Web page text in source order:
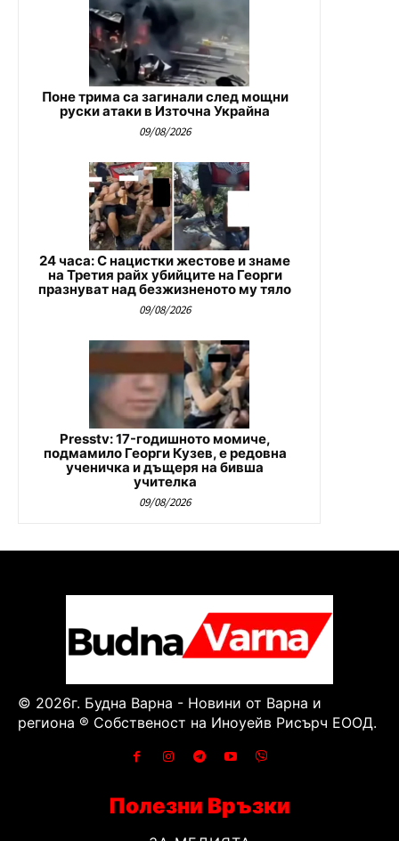
Поне трима са загинали след мощни
руски атаки в Източна Украйна
09/08/2026
24 часа: С нацистки жестове и знаме
на Третия райх убийците на Георги
празнуват над безжизненото му тяло
09/08/2026
Presstv: 17-годишното момиче,
подмамило Георги Кузев, е редовна
ученичка и дъщеря на бивша
учителка
09/08/2026
© 2026г. Будна Варна - Новини от Варна и
региона ® Собственост на Иноуейв Рисърч ЕООД.
Полезни Връзки